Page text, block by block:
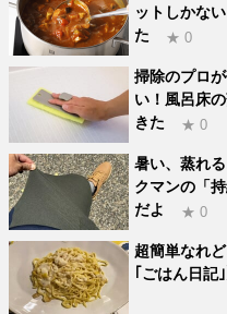
ットしかな
た
★ 0
掃除のプロ
い！風呂床
きた
★ 0
暑い、蒸れ
クマンの「
だよ
★ 0
超簡単なれ
｢ごはん日記｣